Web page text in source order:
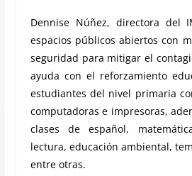
Dennise Núñez, directora del
espacios públicos abiertos con
seguridad para mitigar el
ayuda con el reforzamiento
estudiantes del nivel primaria
computadoras e impresoras,
clases de español,
lectura, educación ambiental,
entre otras.